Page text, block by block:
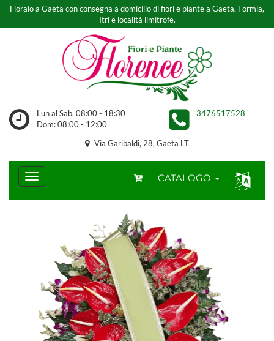
Fioraio a Gaeta con consegna a domicilio di fiori e piante a Gaeta, Formia,
Itri e località limitrofe.
Lun al Sab. 08:00 - 18:30
Dom: 08:00 - 12:00
3476517528
Via Garibaldi, 28, Gaeta LT
CATALOGO